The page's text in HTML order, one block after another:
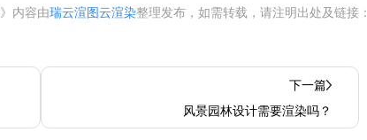
》内容由瑞云渲图云渲染整理发布，如需转载，请注明出处及链接：
下一篇
风景园林设计需要渲染吗？